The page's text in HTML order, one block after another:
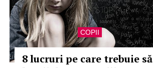
COPII
8 lucruri pe care trebuie să